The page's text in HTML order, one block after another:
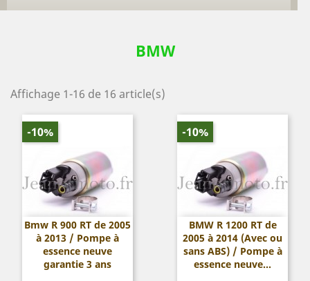
BMW
Affichage 1-16 de 16 article(s)
Bmw R 900 RT de 2005
à 2013 / Pompe à
essence neuve
garantie 3 ans
-10%
BMW R 1200 RT de
2005 à 2014 (Avec ou
sans ABS) / Pompe à
essence neuve...
-10%